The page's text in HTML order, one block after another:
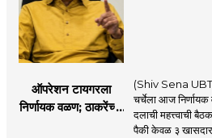
ऑपरेशन टायगरला
निर्णायक वळण; ठाकरेंच्या
(Shiv Sena
चर्चेला आज निर्णायक
दलाची महत्त्वाची
पैकी केवळ ३